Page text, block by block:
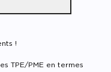
!
TPE/PME en termes